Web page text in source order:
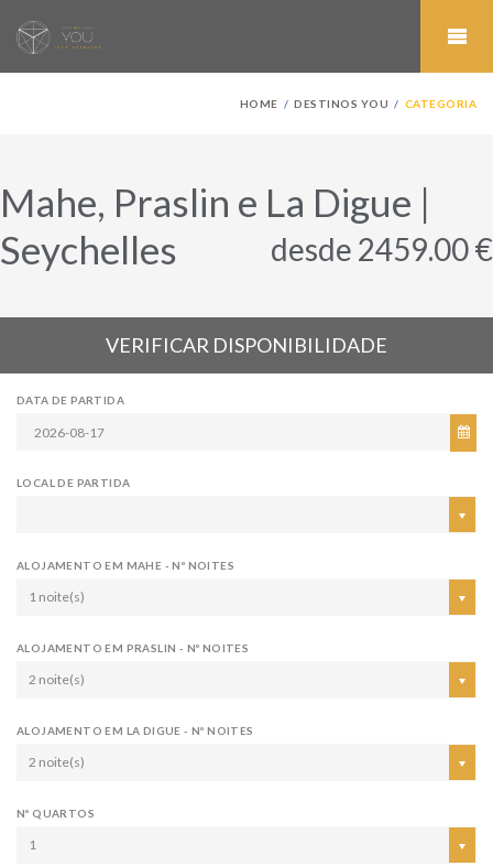
HOME DESTINOS YOU CATEGORIA
Mahe, Praslin e La Digue |
Seychelles
desde 2459.00 €
VERIFICAR DISPONIBILIDADE
DATA DE PARTIDA
LOCAL DE PARTIDA
ALOJAMENTO EM MAHE - Nº NOITES
1 noite(s)
ALOJAMENTO EM PRASLIN - Nº NOITES
2 noite(s)
ALOJAMENTO EM LA DIGUE - Nº NOITES
2 noite(s)
Nº QUARTOS
1